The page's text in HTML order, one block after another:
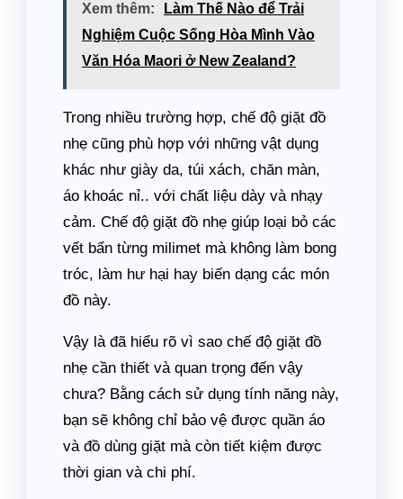
Xem thêm:
Làm Thế Nào để Trải
Nghiệm Cuộc Sống Hòa Mình Vào
Văn Hóa Maori ở New Zealand?
Trong nhiều trường hợp, chế độ giặt đồ
nhẹ cũng phù hợp với những vật dụng
khác như giày da, túi xách, chăn màn,
áo khoác nỉ.. với chất liệu dày và nhạy
cảm. Chế độ giặt đồ nhẹ giúp loại bỏ các
vết bẩn từng milimet mà không làm bong
tróc, làm hư hại hay biến dạng các món
đồ này.
Vậy là đã hiểu rõ vì sao chế độ giặt đồ
nhẹ cần thiết và quan trọng đến vậy
chưa? Bằng cách sử dụng tính năng này,
bạn sẽ không chỉ bảo vệ được quần áo
và đồ dùng giặt mà còn tiết kiệm được
thời gian và chi phí.